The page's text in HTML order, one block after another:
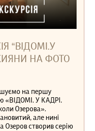
“ВІДОМІ.У
НА ФОТО
на першу
«ВІДОМІ. У КАДРІ.
Озерова».
але нині
створив серію